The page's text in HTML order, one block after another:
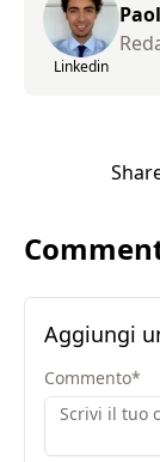
Linkedin
Aggiungi
Commento*